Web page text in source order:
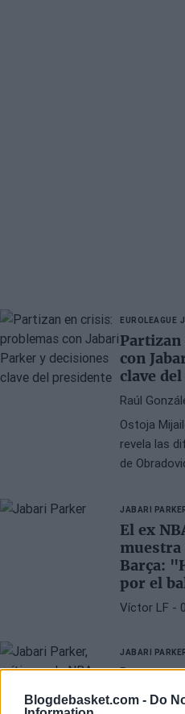
Blogdebasket.com - Do
EUROLEAGUE
con
clave
Raúl
Ostoja
revela las
de
JABARI
El ex
muestra
Barça:
por el
Víctor LF -
JABARI
Las
Parker a